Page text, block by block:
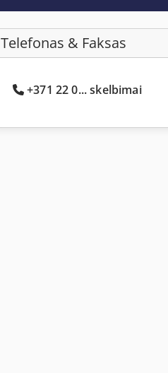
Telefonas & Faksas
+371 22 0... skelbimai